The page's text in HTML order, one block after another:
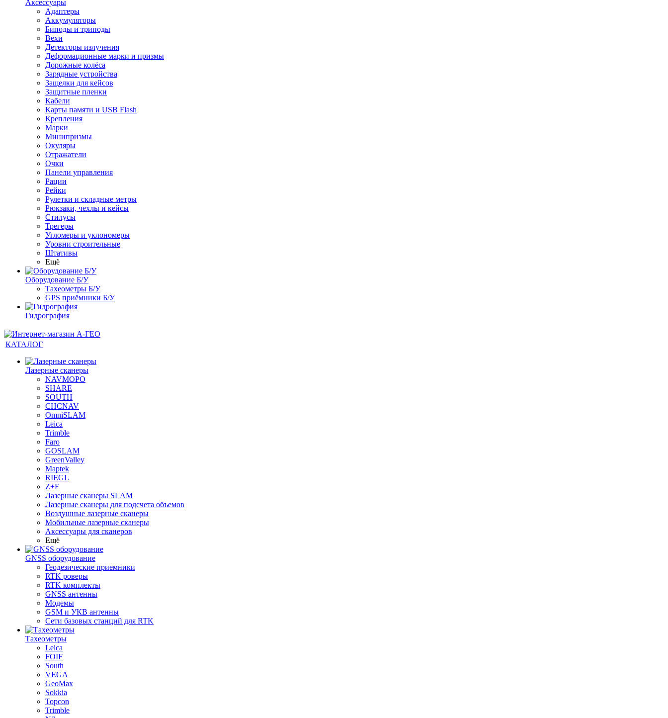
Аксессуары
Адаптеры
Аккумуляторы
Биподы и триподы
Вехи
Детекторы излучения
Деформационные марки и призмы
Дорожные колёса
Зарядные устройства
Защелки для кейсов
Защитные пленки
Кабели
Карты памяти и USB Flash
Крепления
Марки
Минипризмы
Окуляры
Отражатели
Очки
Панели управления
Рации
Рейки
Рулетки и складные метры
Рюкзаки, чехлы и кейсы
Стилусы
Трегеры
Угломеры и уклономеры
Уровни строительные
Штативы
Ещё
Оборудование Б/У
Тахеометры Б/У
GPS приёмники Б/У
Гидрография
КАТАЛОГ
Лазерные сканеры
NAVMOPO
SHARE
SOUTH
CHCNAV
OmniSLAM
Leica
Trimble
Faro
GOSLAM
GreenValley
Maptek
RIEGL
Z+F
Лазерные сканеры SLAM
Лазерные сканеры для подсчета объемов
Воздушные лазерные сканеры
Мобильные лазерные сканеры
Аксессуары для сканеров
Ещё
GNSS оборудование
Геодезические приемники
RTK роверы
RTK комплекты
GNSS антенны
Модемы
GSM и УКВ антенны
Сети базовых станций для RTK
Тахеометры
Leica
FOIF
South
VEGA
GeoMax
Sokkia
Topcon
Trimble